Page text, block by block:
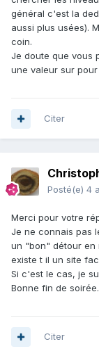
général c'est la
aussi plus usées).
coin.
Je doute que vous
une valeur sur
Citer
Posté(e) 4
Merci pour votre
Je ne connais pas
un "bon" détour en
existe t il un site
Si c'est le cas, je
Bonne fin de soirée.
Citer